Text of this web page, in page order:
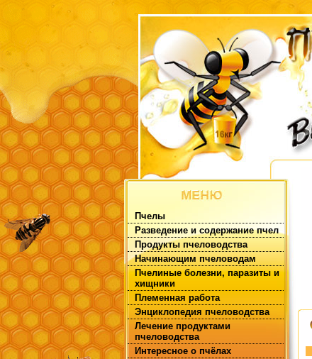
Пчелы
Разведение и содержание пчел
Продукты пчеловодства
Начинающим пчеловодам
Пчелиные болезни, паразиты и
хищники
Племенная работа
Энциклопедия пчеловодства
Лечение продуктами
пчеловодства
Интересное о пчёлах